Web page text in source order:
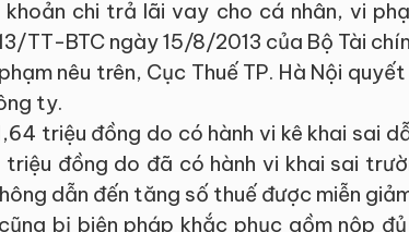
chi trả lãi vay cho cá nhân, vi
TT-BTC ngày 15/8/2013 của Bộ Tài
nêu trên, Cục Thuế TP. Hà Nội
ty.
triệu đồng do có hành vi kê khai sai
đồng do đã có hành vi khai sai
dẫn đến tăng số thuế được miễn
bị biện pháp khắc phục gồm nộp